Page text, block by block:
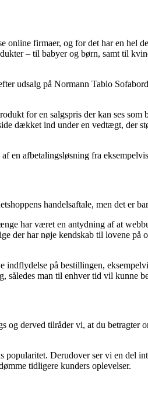
firmaer, og for det har en hel
– til babyer og børn, samt til
udsalg på Normann Tablo
for en salgspris der kan ses som
dækket ind under en vedtægt, der
en afbetalingsløsning fra
handelsaftale, men det er
har været en antydning af at
der har nøje kendskab til lovene på
på bestillingen,
således man til enhver tid vil kunne
og derved tilråder vi, at du betragter
Derudover ser vi en del
tidligere kunders oplevelser.